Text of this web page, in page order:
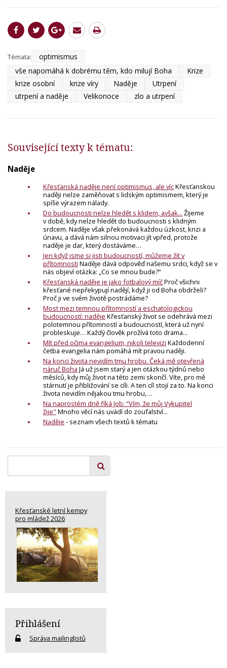
Témata:
optimismus
vše napomáhá k dobrému těm, kdo milují Boha
Krize
krize osobní
krize víry Naděje
Utrpení
utrpení a naděje
Velikonoce zlo a utrpení
Související texty k tématu:
Naděje
Křesťanská naděje není optimismus, ale vícKřesťanskou
naději nelze zaměňovat s lidským optimismem, který je
spíše výrazem nálady.
Do budoucnosti nelze hledět s klidem, avšak... Žijeme
v době, kdy nelze hledět do budoucnosti s klidným
srdcem. Naděje však překonává každou úzkost, krizi a
únavu, a dává nám silnou motivaci jít vpřed, protože
naděje je dar, který dostáváme…
Jen když jsme si jisti budoucností, můžeme žít v
přítomnosti Naděje dává odpověď našemu srdci, ​když se v
nás objeví otázka: „Co se mnou bude?“
Křesťanská naděje je jako fotbalový míčProč všichni
křesťané nepřekypují nadějí, když ji od Boha obdrželi?
Proč ji ve svém životě postrádáme?
Most mezi temnou přítomností a eschatologickou
budoucností: naděje Křesťanský život se odehrává mezi
polotemnou přítomností a budoucností, která už nyní
probleskuje… Každý člověk prožívá toto drama...
Mít před očima evangelium, nikoli televizi Každodenní
četba evangelia nám pomáhá mít pravou naději.
Na konci života nevidím tmu hrobu. Čeká mě otevřená
náruč Boha Já už jsem starý a jen otázkou týdnů nebo
měsíců, kdy můj život na této zemi skončí. Víte, pro mě
stárnutí je přibližování se cíli. A ten cíl stojí za to. Na konci
života nevidím nějakou tmu hrobu,…
Na naprostém dně říká Job: “Vím, že můj Vykupitel
žije" Mnoho věcí nás uvádí do zoufalství...
Naděje - seznam všech textů k tématu
Křesťanské letní kempy
pro mládež 2026
Přihlášení
Správa mailinglistů